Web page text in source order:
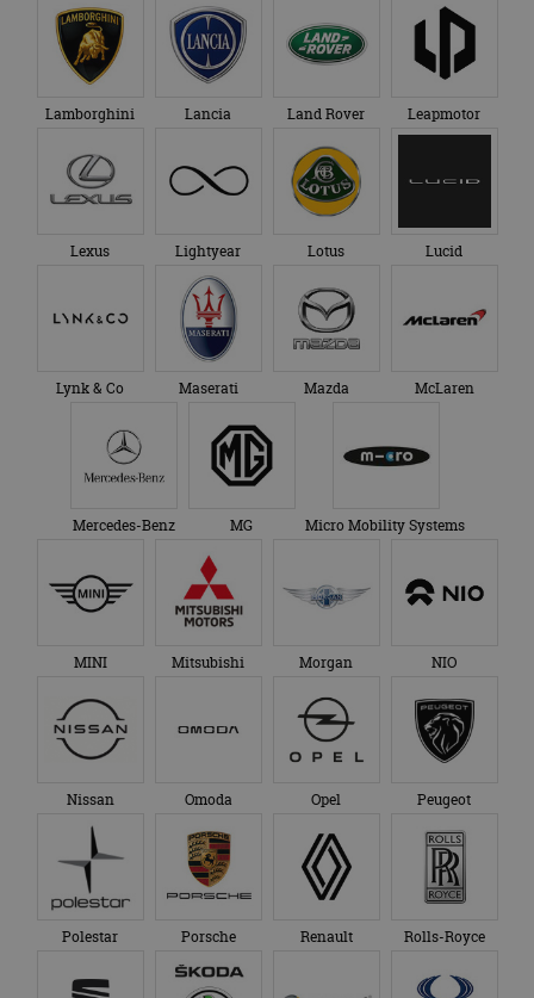
Lamborghini Lancia Land Rover Leapmotor
Lexus Lightyear Lotus Lucid
Lynk & Co Maserati Mazda McLaren
Mercedes-Benz MG Micro Mobility Systems
MINI Mitsubishi Morgan NIO
Nissan Omoda Opel Peugeot
Polestar Porsche Renault Rolls-Royce